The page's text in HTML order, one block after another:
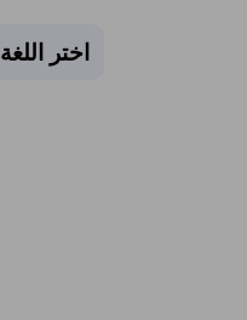
اختر اللغة